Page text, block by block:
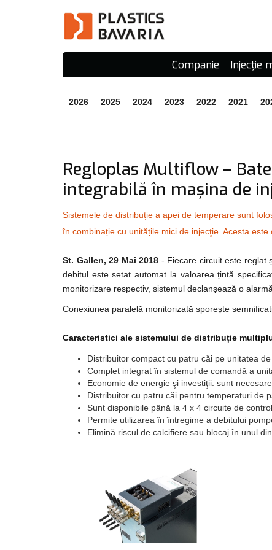
Companie Injecție
2026 2025 2024 2023 2022 2021
Regloplas Multiflow –
integrabilă în maşina de
Sistemele de distribuție a apei de temperare sunt
în combinație cu unitățile mici de injecţie. Acesta
St. Gallen, 29 Mai 2018 - Fiecare circuit este reglat
debitul este setat automat la valoarea țintă
monitorizare respectiv, sistemul declanșează o alarmă.
Conexiunea paralelă monitorizată sporește
Caracteristici ale sistemului de distribuție
Distribuitor compact cu patru căi pe unitatea
Complet integrat în sistemul de comandă a
Economie de energie şi investiţii: sunt
Distribuitor cu patru căi pentru temperaturi de
Sunt disponibile până la 4 x 4 circuite de
Permite utilizarea în întregime a debitului
Elimină riscul de calcifiere sau blocaj în unul